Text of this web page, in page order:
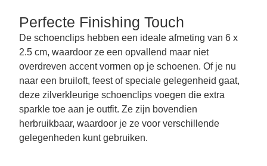
Perfecte Finishing Touch
De schoenclips hebben een ideale afmeting van 6 x
2.5 cm, waardoor ze een opvallend maar niet
overdreven accent vormen op je schoenen. Of je nu
naar een bruiloft, feest of speciale gelegenheid gaat,
deze zilverkleurige schoenclips voegen die extra
sparkle toe aan je outfit. Ze zijn bovendien
herbruikbaar, waardoor je ze voor verschillende
gelegenheden kunt gebruiken.